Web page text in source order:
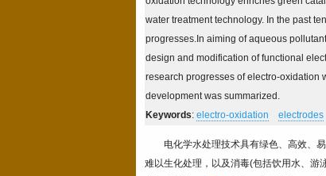
water treatment technology. In the past
progresses.In aiming of aqueous
design and modification of functional
research progresses of electro-oxidation
development was summarized.
Keywords: electro-oxidation electrodes
电化学水处理技术具有绿色、高效、
难以生化处理，以及消毒(包括饮用水、游